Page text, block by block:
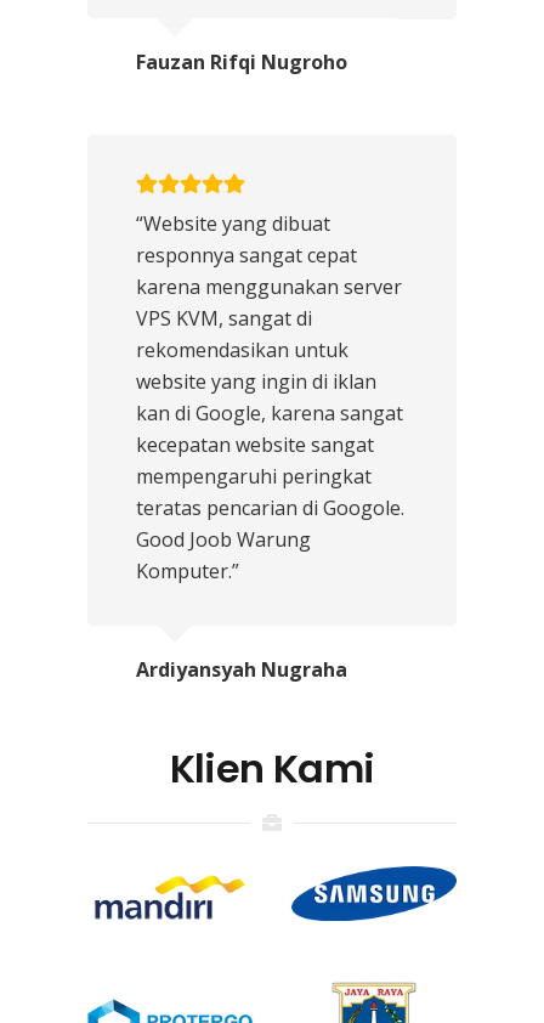
Fauzan Rifqi Nugroho
“Website yang dibuat
responnya sangat cepat
karena menggunakan server
VPS KVM, sangat di
rekomendasikan untuk
website yang ingin di iklan
kan di Google, karena sangat
kecepatan website sangat
mempengaruhi peringkat
teratas pencarian di Googole.
Good Joob Warung
Komputer.”
Ardiyansyah Nugraha
Klien Kami